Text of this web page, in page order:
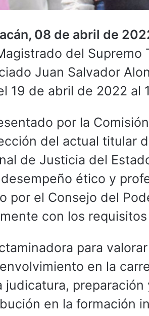
08 de abril de
del
Juan Salvador
19 de abril de 2022 al
por la
del actual titular
de Justicia del
ético y
por el Consejo del
con los
para
en la
judicatura,
en la formación